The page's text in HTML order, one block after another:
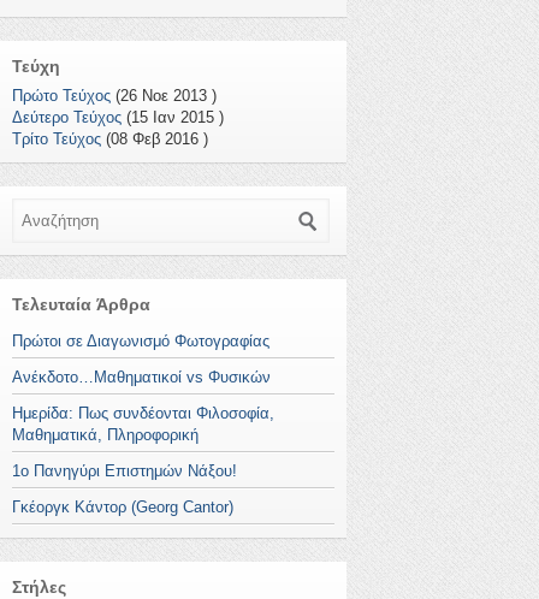
Τεύχη
Πρώτο Τεύχος (26 Νοε 2013 )
Δεύτερο Τεύχος (15 Ιαν 2015 )
Τρίτο Τεύχος (08 Φεβ 2016 )
Τελευταία Άρθρα
Πρώτοι σε Διαγωνισμό Φωτογραφίας
Ανέκδοτο…Μαθηματικοί vs Φυσικών
Ημερίδα: Πως συνδέονται Φιλοσοφία,
Μαθηματικά, Πληροφορική
1ο Πανηγύρι Επιστημών Νάξου!
Γκέοργκ Κάντορ (Georg Cantor)
Στήλες